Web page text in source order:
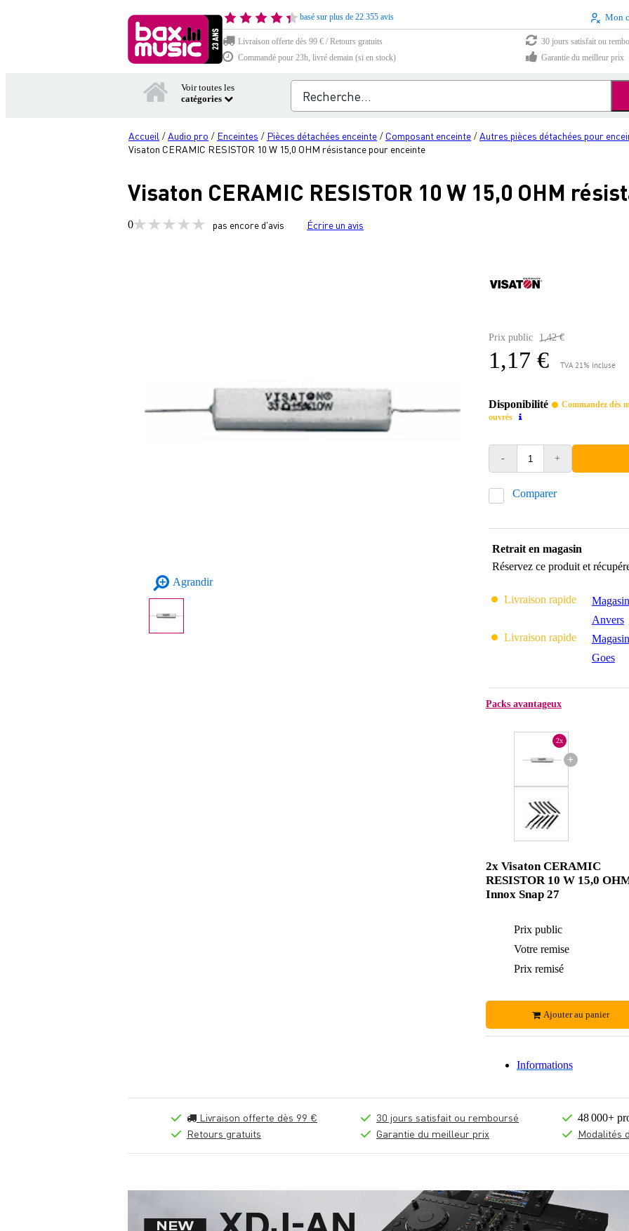
basé sur plus de 22 355 avis Mon
Livraison offerte dès 99 € / Retours gratuits
30 jours satisfait ou
Commandé pour 23h, livré demain (si en stock)
Garantie du meilleur prix
Voir toutes les
catégories
Accueil /Audio pro / Enceintes / Pièces détachées enceinte / Composant enceinte /Autres pièces détachées pour
Visaton CERAMIC RESISTOR 10 W 15,0 OHM résistance pour enceinte
Visaton CERAMIC RESISTOR 10 W 15,0 OHM
0 pas encore d'avis Écrire un avis
Agrandir
Prix public 1,42 €
1,17 € TVA 21% incluse
Disponibilité
Commandez dès
ouvrés
- +
Comparer
Retrait en magasin
Réservez ce produit et
Livraison rapide
Anvers
Livraison rapide
Goes
Packs avantageux
+
2x
2x Visaton CERAMIC
RESISTOR 10 W 15,0
Innox Snap 27
Prix public
Votre remise
Prix remisé
Ajouter au panier
Informations
Livraison offerte dès 99 €
Retours gratuits
30 jours satisfait ou remboursé
Garantie du meilleur prix
48 000+
Modalités